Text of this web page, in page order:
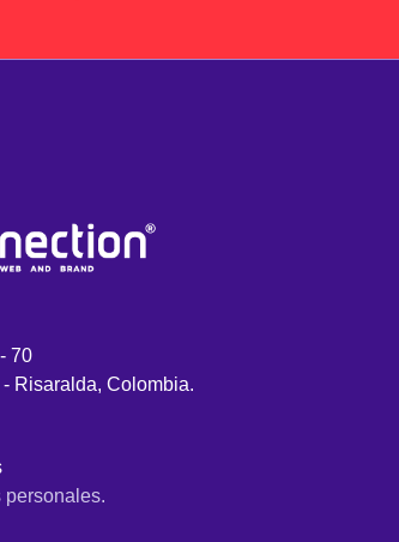
70
Risaralda, Colombia.
personales.